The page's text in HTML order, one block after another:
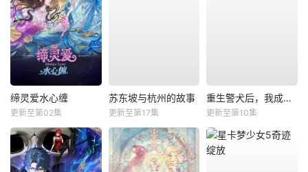
缔灵爱水心缠
更新至第02集
苏东坡与杭州的故事
更新至第17集
重生警犬后，我成了名侦探？
更新至第10集